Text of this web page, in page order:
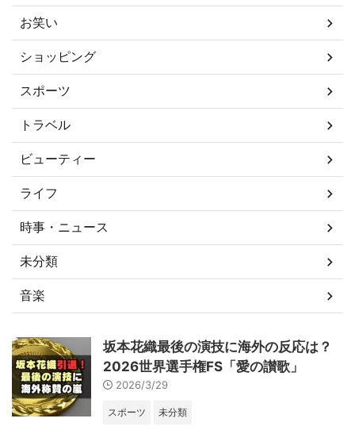
お笑い
ショッピング
スポーツ
トラベル
ビューティー
ライフ
時事・ニュース
未分類
音楽
坂本花織最後の演技に海外の反応は？
2026世界選手権FS「愛の讃歌」
2026/3/29
スポーツ 未分類